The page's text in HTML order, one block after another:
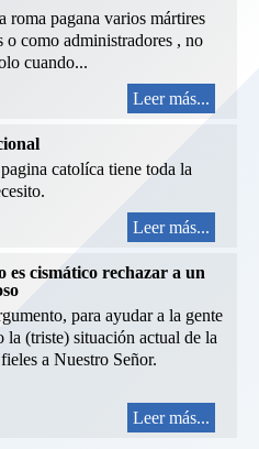
roma pagana varios mártires
o como administradores , no
cuando...
Leer más...
catolíca tiene toda la
Leer más...
cismático rechazar a un
para ayudar a la gente
(triste) situación actual de la
a Nuestro Señor.
Leer más...